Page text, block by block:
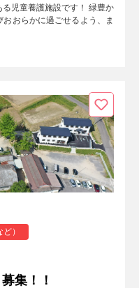
児童養護施設です！ 緑豊か
おらかに過ごせるよう、ま
）
集！！